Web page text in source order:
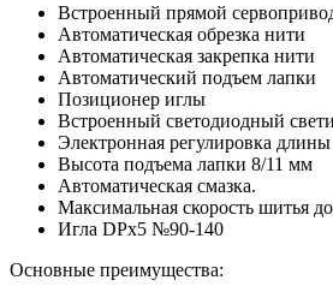
Встроенный прямой
Автоматическая обрезка нити
Автоматическая закрепка нити
Автоматический подъем лапки
Позиционер иглы
Встроенный светодиодный
Электронная регулировка
Высота подъема лапки 8/11 мм
Автоматическая смазка.
Максимальная скорость шитья
Игла DPx5 №90-140
Основные преимущества: